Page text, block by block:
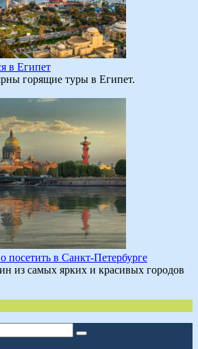
в Египет
горящие туры в Египет.
посетить в Санкт-Петербурге
из самых ярких и красивых городов